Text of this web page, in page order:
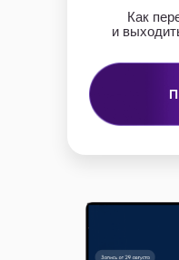
Как
и